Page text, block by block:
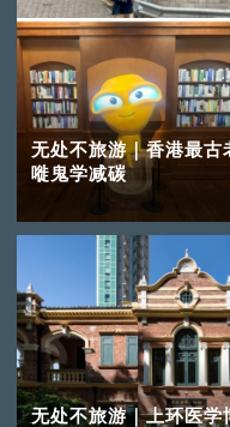
无处不旅游｜香港最
嘥鬼学减碳
无处不旅游｜上环医